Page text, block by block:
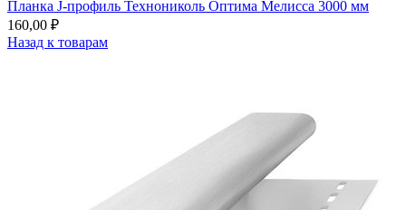
Планка J-профиль Технониколь Оптима Мелисса 3000 мм
160,00 ₽
Назад к товарам